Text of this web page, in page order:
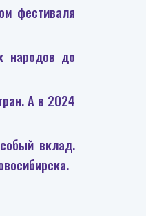
фестиваля
народов до
А в 2024
вклад.